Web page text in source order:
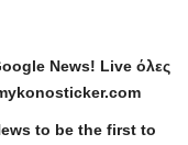
News! Liveόλες
.com
to be the first to